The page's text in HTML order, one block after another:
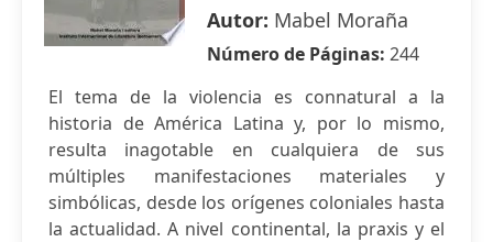
Autor: Mabel Moraña
Número de Páginas: 244
El tema de la violencia es connatural a la
historia de América Latina y, por lo mismo,
resulta inagotable en cualquiera de sus
múltiples manifestaciones materiales y
simbólicas, desde los orígenes coloniales hasta
la actualidad. A nivel continental, la praxis y el